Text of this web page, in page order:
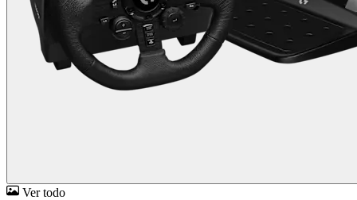
Ver todo